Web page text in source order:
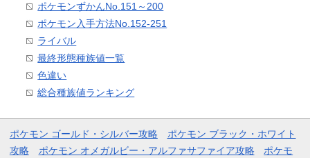
ポケモンずかんNo.151～200
ポケモン入手方法No.152-251
ライバル
最終形態種族値一覧
色違い
総合種族値ランキング
ポケモン ゴールド・シルバー攻略
ポケモン ブラック・ホワイト
攻略
ポケモン オメガルビー・アルファサファイア攻略 ポケモ